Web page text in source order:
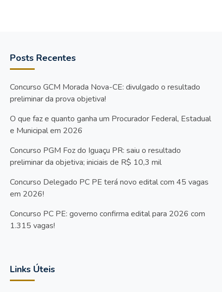
Posts Recentes
Concurso GCM Morada Nova-CE: divulgado o resultado
preliminar da prova objetiva!
O que faz e quanto ganha um Procurador Federal, Estadual
e Municipal em 2026
Concurso PGM Foz do Iguaçu PR: saiu o resultado
preliminar da objetiva; iniciais de R$ 10,3 mil
Concurso Delegado PC PE terá novo edital com 45 vagas
em 2026!
Concurso PC PE: governo confirma edital para 2026 com
1.315 vagas!
Links Úteis